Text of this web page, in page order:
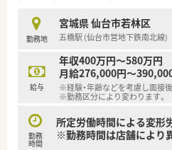
■認定薬剤師の取得支援制度
なるスキルアップを目指せます。
■経験を重ねることで店舗の
管理業務への挑戦も可能です。
勤務地
宮城県 仙台市若林区
五橋駅 (仙台市営地下鉄南北線)
給与
年収400万円～580万円
月給276,000円～
※経験・年齢などを考慮し面接
※勤務区分により変わります。
勤務
時間
所定労働時間による変形
※勤務時間は店舗により